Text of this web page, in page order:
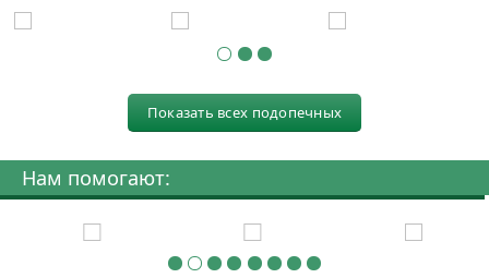
Показать всех подопечных
Нам помогают: